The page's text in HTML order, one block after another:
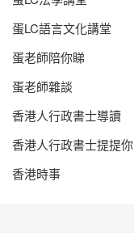
蛋LC語言文化講堂
蛋老師陪你睇
蛋老師雜談
香港人行政書士導讀
香港人行政書士提提你
香港時事